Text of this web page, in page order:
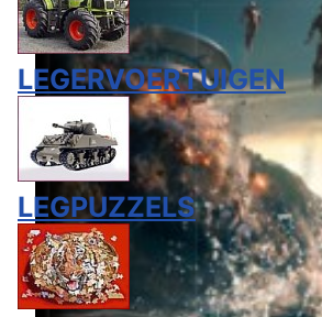
LEGERVOERTUIGEN
LEGPUZZELS